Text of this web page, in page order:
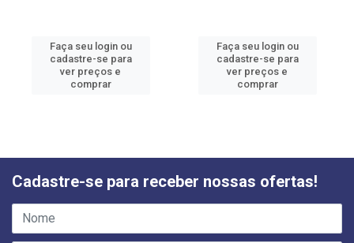
Faça seu login ou
cadastre-se para
ver preços e
comprar
Faça seu login ou
cadastre-se para
ver preços e
comprar
Cadastre-se para receber nossas ofertas!